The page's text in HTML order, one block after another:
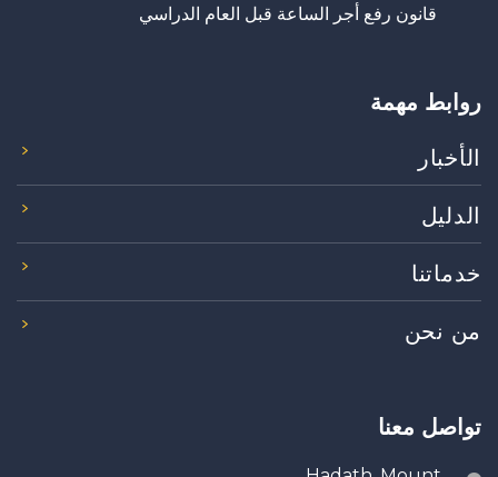
قانون رفع أجر الساعة قبل العام الدراسي
روابط مهمة
الأخبار
الدليل
خدماتنا
من نحن
تواصل معنا